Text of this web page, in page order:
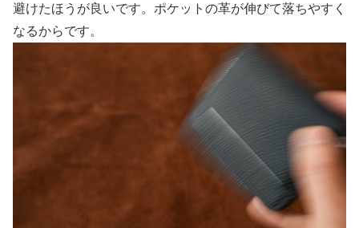
避けたほうが良いです。ポケットの革が伸びて落ちやすく
なるからです。